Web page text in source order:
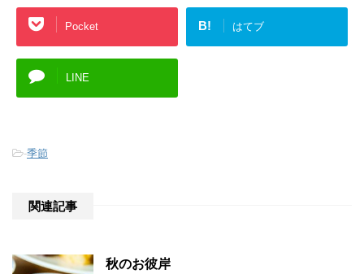
Pocket B! はてブ
LINE
-季節
関連記事
秋のお彼岸